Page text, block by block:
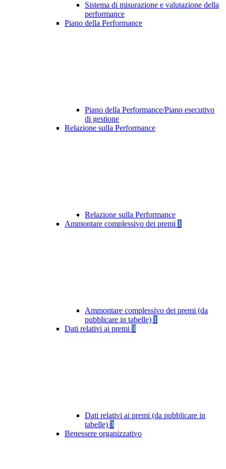
Sistema di misurazione e valutazione della
performance
Piano della Performance
Piano della Performance/Piano esecutivo
di gestione
Relazione sulla Performance
Relazione sulla Performance
Ammontare complessivo dei premi 1
Ammontare complessivo dei premi (da
pubblicare in tabelle) 1
Dati relativi ai premi 3
Dati relativi ai premi (da pubblicare in
tabelle) 3
Benessere organizzativo